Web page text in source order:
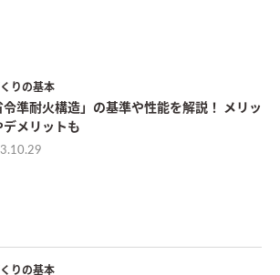
りの基本
令準耐火構造」の基準や性能を解説！ メリッ
デメリットも
りの基本